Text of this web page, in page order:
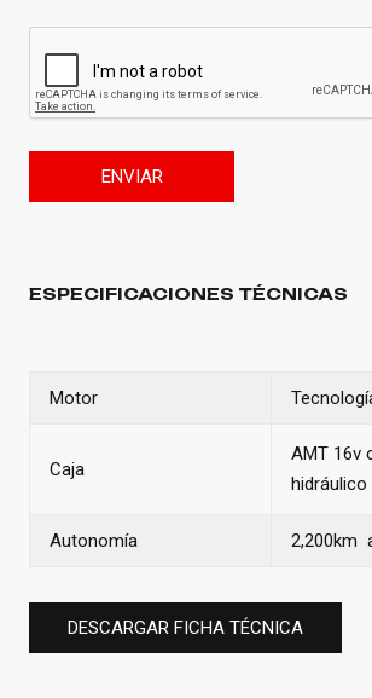
ENVIAR
ESPECIFICACIONES TÉCNICAS
Motor
Caja
AMT 16v
hidráulico
Autonomía 2,200km
DESCARGAR FICHA TÉCNICA